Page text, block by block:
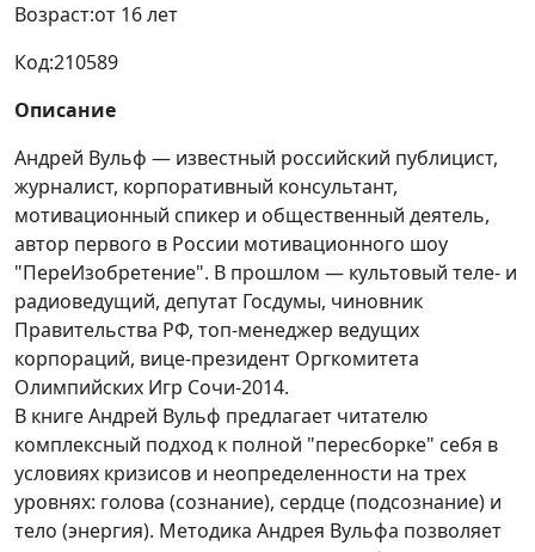
Возраст:от 16 лет
Код:210589
Описание
Андрей Вульф — известный российский публицист,
журналист, корпоративный консультант,
мотивационный спикер и общественный деятель,
автор первого в России мотивационного шоу
"ПереИзобретение". В прошлом — культовый теле- и
радиоведущий, депутат Госдумы, чиновник
Правительства РФ, топ-менеджер ведущих
корпораций, вице-президент Оргкомитета
Олимпийских Игр Сочи-2014.
В книге Андрей Вульф предлагает читателю
комплексный подход к полной "пересборке" себя в
условиях кризисов и неопределенности на трех
уровнях: голова (сознание), сердце (подсознание) и
тело (энергия). Методика Андрея Вульфа позволяет